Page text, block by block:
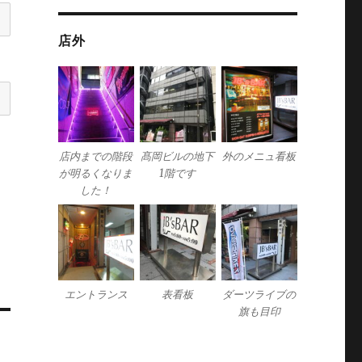
店外
店内までの階段
が明るくなりま
した！
髙岡ビルの地下
1階です
外のメニュ看板
エントランス 表看板
ダーツライブの
旗も目印